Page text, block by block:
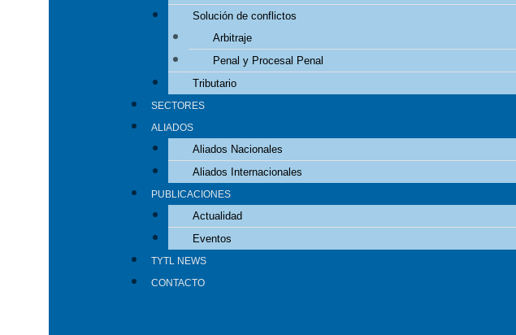
Solución de conflictos
Arbitraje
Penal y Procesal Penal
Tributario
SECTORES
ALIADOS
Aliados Nacionales
Aliados Internacionales
PUBLICACIONES
Actualidad
Eventos
TYTL NEWS
CONTACTO